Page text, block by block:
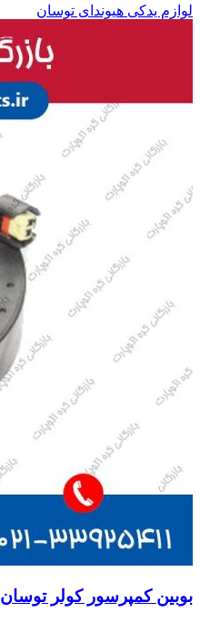
لوازم یدکی هیوندای توسان
بوبین کمپرسور کولر توسان